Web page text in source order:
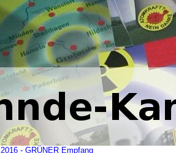
2016 - GRÜNER Empfang